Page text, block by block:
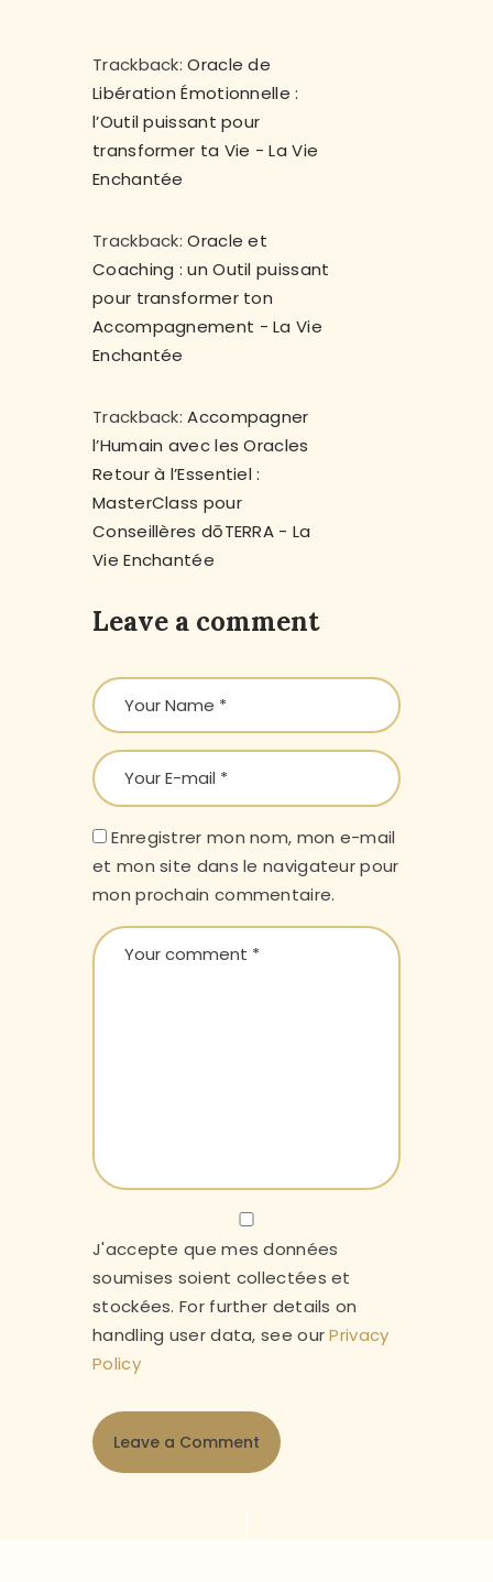
Trackback:Oracle de
Libération Émotionnelle :
l’Outil puissant pour
transformer ta Vie - La Vie
Enchantée
Trackback:Oracle et
Coaching : un Outil puissant
pour transformer ton
Accompagnement - La Vie
Enchantée
Trackback:Accompagner
l’Humain avec les Oracles
Retour à l’Essentiel :
MasterClass pour
Conseillères dōTERRA - La
Vie Enchantée
Leave a comment
Enregistrer mon nom, mon e-mail
et mon site dans le navigateur pour
mon prochain commentaire.
J'accepte que mes données
soumises soient collectées et
stockées. For further details on
handling user data, see ourPrivacy
Policy